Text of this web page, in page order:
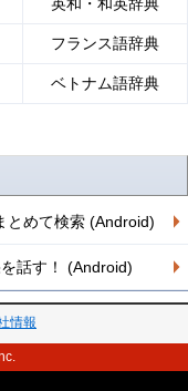
フランス語辞典
ベトナム語辞典
とめて検索 (Android)
話す！ (Android)
情報